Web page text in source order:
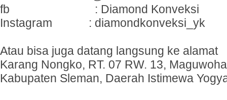
fb : Diamond Konveksi
Instagram : diamondkonveksi_yk
Atau bisa juga datang langsung ke alamat
Karang Nongko, RT. 07 RW. 13,
Kabupaten Sleman, Daerah Istimewa